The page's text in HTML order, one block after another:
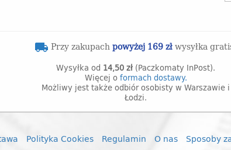
local_shipping Przy zakupachpowyżej 169 złwysyłka
Wysyłka od 14,50 zł (Paczkomaty InPost).
Więcej o formach dostawy.
Możliwy jest także odbiór osobisty w Warszawie i
Łodzi.
Polityka Cookies Regulamin O nas Sposoby